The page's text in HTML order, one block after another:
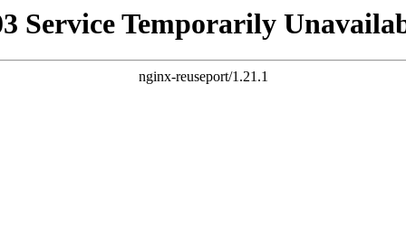
Service Temporarily
nginx-reuseport/1.21.1